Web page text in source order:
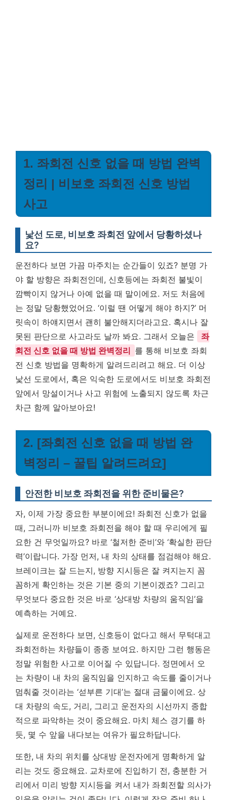
1. 좌회전 신호 없을 때 방법 완벽
정리 | 비보호 좌회전 신호 방법
사고
낯선 도로, 비보호 좌회전 앞에서 당황하셨나
요?
운전하다 보면 가끔 마주치는 순간들이 있죠? 분명 가
야 할 방향은 좌회전인데, 신호등에는 좌회전 불빛이
깜빡이지 않거나 아예 없을 때 말이에요. 저도 처음에
는 정말 당황했었어요. ‘이럴 땐 어떻게 해야 하지?’ 머
릿속이 하얘지면서 괜히 불안해지더라고요. 혹시나 잘
못된 판단으로 사고라도 날까 봐요. 그래서 오늘은
좌
회전 신호 없을 때 방법 완벽정리 를 통해 비보호 좌회
전 신호 방법을 명확하게 알려드리려고 해요. 더 이상
낯선 도로에서, 혹은 익숙한 도로에서도 비보호 좌회전
앞에서 망설이거나 사고 위험에 노출되지 않도록 차근
차근 함께 알아보아요!
2. [좌회전 신호 없을 때 방법 완
벽정리 – 꿀팁 알려드려요]
안전한 비보호 좌회전을 위한 준비물은?
자, 이제 가장 중요한 부분이에요! 좌회전 신호가 없을
때, 그러니까 비보호 좌회전을 해야 할 때 우리에게 필
요한 건 무엇일까요? 바로 ‘철저한 준비’와 ‘확실한 판단
력’이랍니다. 가장 먼저, 내 차의 상태를 점검해야 해요.
브레이크는 잘 드는지, 방향 지시등은 잘 켜지는지 꼼
꼼하게 확인하는 것은 기본 중의 기본이겠죠? 그리고
무엇보다 중요한 것은 바로 ‘상대방 차량의 움직임’을
예측하는 거예요.
실제로 운전하다 보면, 신호등이 없다고 해서 무턱대고
좌회전하는 차량들이 종종 보여요. 하지만 그런 행동은
정말 위험한 사고로 이어질 수 있답니다. 정면에서 오
는 차량이 내 차의 움직임을 인지하고 속도를 줄이거나
멈춰줄 것이라는 ‘섣부른 기대’는 절대 금물이에요. 상
대 차량의 속도, 거리, 그리고 운전자의 시선까지 종합
적으로 파악하는 것이 중요해요. 마치 체스 경기를 하
듯, 몇 수 앞을 내다보는 여유가 필요하답니다.
또한, 내 차의 위치를 상대방 운전자에게 명확하게 알
리는 것도 중요해요. 교차로에 진입하기 전, 충분한 거
리에서 미리 방향 지시등을 켜서 내가 좌회전할 의사가